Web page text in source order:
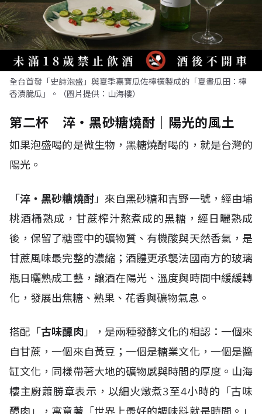
全台首發「史詩泡盛」與夏季嘉寶瓜佐檸檬製成的「夏晝瓜田：檸
香漬脆瓜」。（圖片提供：山海樓）
第二杯 淬・黑砂糖燒酎｜陽光的風土
如果泡盛喝的是微生物，黑糖燒酎喝的，就是台灣的
陽光。
「淬・黑砂糖燒酎」來自黑砂糖和吉野一號，經由埔
桃酒桶熟成，甘蔗榨汁熬煮成的黑糖，經日曬熟成
後，保留了糖蜜中的礦物質、有機酸與天然香氣，是
甘蔗風味最完整的濃縮；酒體更承襲法國南方的玻璃
瓶日曬熟成工藝，讓酒在陽光、溫度與時間中緩緩轉
化，發展出焦糖、熟果、花香與礦物氣息。
搭配「古味醰肉」，是兩種發酵文化的相認：一個來
自甘蔗，一個來自黃豆；一個是糖業文化，一個是醬
缸文化，同樣帶著大地的礦物感與時間的厚度。山海
樓主廚蕭勝章表示，以細火燉煮3至4小時的「古味